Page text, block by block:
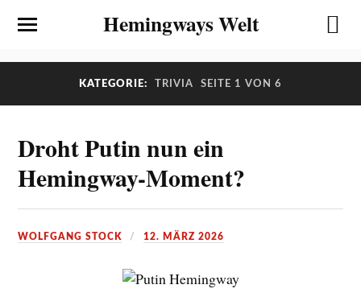
Hemingways Welt
KATEGORIE: TRIVIA SEITE 1 VON 6
Droht Putin nun ein
Hemingway-Moment?
WOLFGANG STOCK 12. MÄRZ 2026